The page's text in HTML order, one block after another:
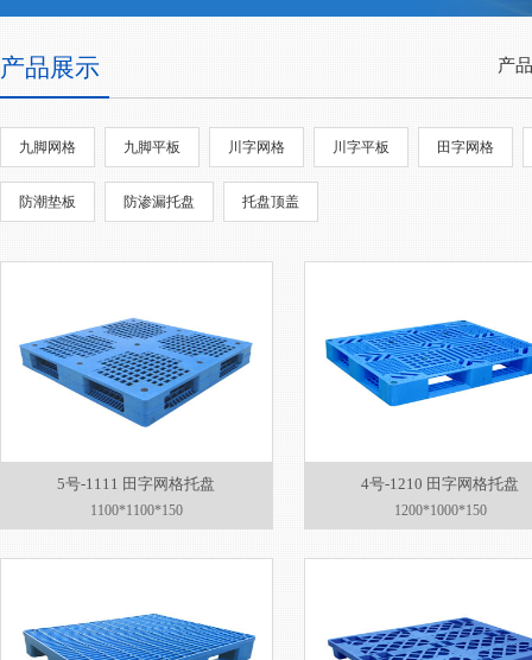
产品展示 产
九脚网格 九脚平板 川字网格 川字平板 田字网格
防潮垫板 防渗漏托盘 托盘顶盖
5号-1111 田字网格托盘
1100*1100*150
4号-1210 田字网格托盘
1200*1000*150